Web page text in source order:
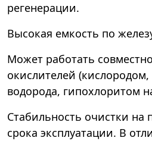
регенерации.
Высокая емкость по
Может работать
окислителей
водорода, гипохлоритом
Стабильность очистки на
срока эксплуатации. В